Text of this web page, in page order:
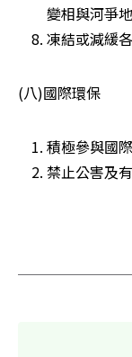
變相與河爭
凍結或減緩
(八)國際環保
積極參與國
禁止公害及